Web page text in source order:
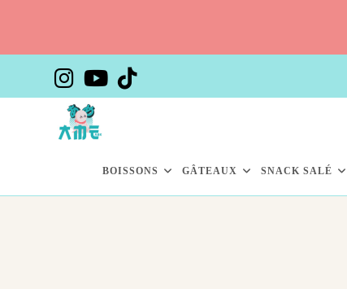
BOISSONS GÂTEAUX SNACK SALÉ